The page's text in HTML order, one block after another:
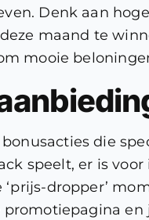
Denk aan
maand te
mooie
die
speelt, er is
‘prijs-dropper’